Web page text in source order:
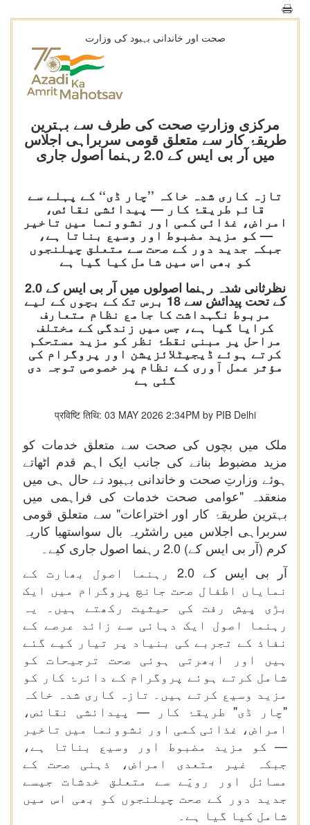
صحت اور خاندانی بہبود کی وزارت
مرکزی وزارتِ صحت کی طرف سے بہترین
طریقۂ کار سے متعلق قومی سربراہی اجلاس
میں آر بی ایس کے 2.0 رہنما اصول جاری
تازہ کاری شدہ خاکہ ’’چار ڈی‘‘ کے پہلے سے
قائم طریقۂ کار — پیدائشی نقائص،
امراض، غذائی کمی اور نشوونما میں تاخیر
— کو مزید مضبوط اور وسیع بناتا ہے،
جبکہ جدید دور کے صحت سے متعلق چیلنجوں
کو بھی اس میں شامل کیا گیا ہے
نظرثانی شدہ رہنما اصولوں میں آر بی ایس کے 2.0
کے تحت پیدائش سے 18 برس تک کے بچوں کے لیے
مربوط نگہداشت کا جامع نظام متعارف
کرایا گیا ہے، جس میں زندگی کے مختلف
مراحل پر مبنی نقطۂ نظر کو مزید مستحکم
کرتے ہوئے ڈیجیٹلائزیشن اور پروگرام کی
مؤثر عمل آوری کے نظام پر خصوصی توجہ دی
گئی ہے
प्रविष्टि तिथि: 03 MAY 2026 2:34PM by PIB Delhi
ملک میں بچوں کی صحت سے متعلق خدمات کو
مزید مضبوط بنانے کی جانب ایک اہم قدم اٹھاتے
ہوئے وزارتِ صحت و خاندانی بہبود نے حال ہی میں
منعقدہ "عوامی صحت خدمات کی فراہمی میں
بہترین طریقۂ کار اور اختراعات" سے متعلق قومی
سربراہی اجلاس میں راشٹریہ بال سواستھیا کاریہ
کرم (آر بی ایس کے) 2.0 رہنما اصول جاری کیے۔
آر بی ایس کے 2.0 رہنما اصول بھارت کے
نمایاں اطفال صحت جانچ پروگرام میں ایک
بڑی پیش رفت کی حیثیت رکھتے ہیں۔ یہ
رہنما اصول ایک دہائی سے زائد عرصے کے
نفاذ کے تجربے کی بنیاد پر تیار کیے گئے
ہیں اور ابھرتی ہوئی صحت ترجیحات کو
شامل کرتے ہوئے پروگرام کے دائرۂ کار کو
مزید وسیع کرتے ہیں۔ تازہ کاری شدہ خاکہ
"چار ڈی" طریقۂ کار — پیدائشی نقائص،
امراض، غذائی کمی اور نشوونما میں تاخیر
— کو مزید مضبوط اور وسیع بناتا ہے،
جبکہ غیر متعدی امراض، ذہنی صحت کے
مسائل اور رویّے سے متعلق خدشات جیسے
جدید دور کے صحت چیلنجوں کو بھی اس میں
شامل کیا گیا ہے۔